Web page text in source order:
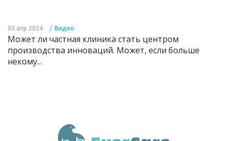
03 апр 2024 / Видео
Может ли частная клиника стать центром
производства инноваций. Может, если больше
некому...